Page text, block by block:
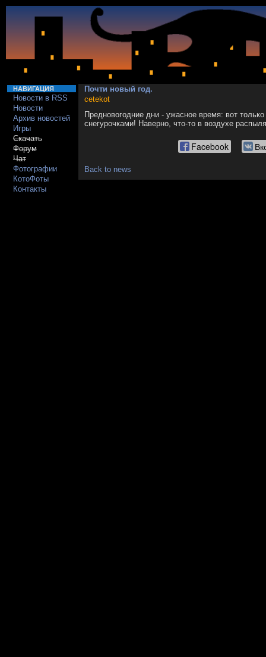
НАВИГАЦИЯ
Новости в RSS
Новости
Архив новостей
Игры
Скачать
Форум
Чат
Фотографии
КотоФоты
Контакты
Почти новый год.
cetekot
Предновогодние дни - ужасное время: вот
снегурочками! Наверно, что-то в воздухе
Facebook
Back to news